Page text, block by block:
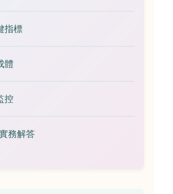
指標
體
控
務解答